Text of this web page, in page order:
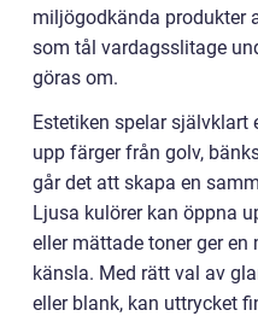
miljögodkända produkter
som tål vardagsslitage
göras om.
Estetiken spelar självklart
upp färger från golv,
går det att skapa en
Ljusa kulörer kan öppna
eller mättade toner ger
känsla. Med rätt val av
eller blank, kan uttrycket